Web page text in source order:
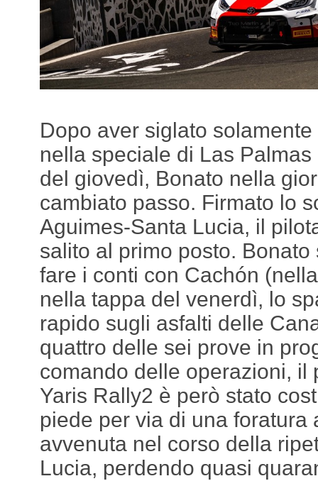
Dopo aver siglato
nella speciale di Las
del giovedì, Bonato nella
cambiato passo. Firmato lo
Aguimes-Santa Lucia, il
salito al primo posto.
fare i conti con Cachón
nella tappa del venerdì, lo
rapido sugli asfalti delle
quattro delle sei prove in
comando delle operazioni, il
Yaris Rally2 è però stato
piede per via di una foratura
avvenuta nel corso della
Lucia, perdendo quasi